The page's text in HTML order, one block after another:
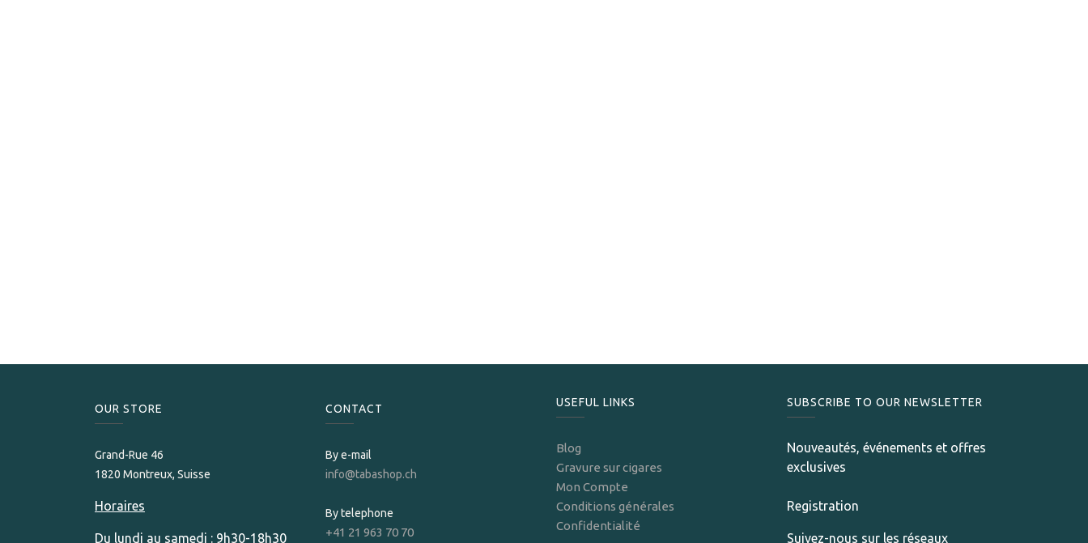
OUR STORE​
Grand-Rue 46
1820 Montreux, Suisse
Horaires
Du lundi au samedi : 9h30-18h30
CONTACT
By e-mail
info@tabashop.ch
By telephone
+41 21 963 70 70
USEFUL LINKS
Blog
Gravure sur cigares
Mon Compte
Conditions générales
Confidentialité
SUBSCRIBE TO OUR NEWSLETTER
Nouveautés, événements et offres
exclusives
Registration
Suivez-nous sur les réseaux